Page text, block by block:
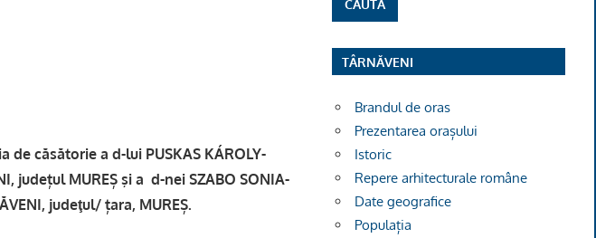
căsătorie a d-lui PUSKAS KÁROLY-
județul MUREȘ şi a d-nei SZABO SONIA-
judeţul/ țara, MUREȘ.
TÂRNĂVENI
Brandul de oras
Prezentarea orașului
Istoric
Repere arhitecturale române
Date geografice
Populația